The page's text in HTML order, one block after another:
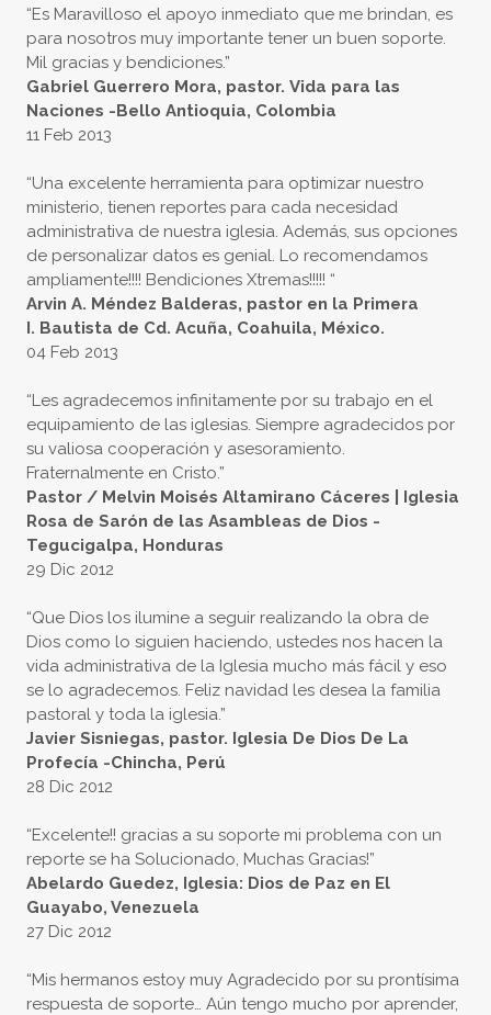
“Es Maravilloso el apoyo inmediato que me brindan, es
para nosotros muy importante tener un buen soporte.
Mil gracias y bendiciones.”
Gabriel Guerrero Mora, pastor. Vida para las
Naciones -Bello Antioquia, Colombia
11 Feb 2013
“Una excelente herramienta para optimizar nuestro
ministerio, tienen reportes para cada necesidad
administrativa de nuestra iglesia. Además, sus opciones
de personalizar datos es genial. Lo recomendamos
ampliamente!!!! Bendiciones Xtremas!!!!! “
Arvin A. Méndez Balderas, pastor en la Primera
I. Bautista de Cd. Acuña, Coahuila, México.
​04 Feb 2013
“Les agradecemos infinitamente por su trabajo en el
equipamiento de las iglesias. Siempre agradecidos por
su valiosa cooperación y asesoramiento.
Fraternalmente en Cristo.”
Pastor / Melvin Moisés Altamirano Cáceres | Iglesia
Rosa de Sarón de las Asambleas de Dios -
Tegucigalpa, Honduras
29 Dic 2012
“Que Dios los ilumine a seguir realizando la obra de
Dios como lo siguien haciendo, ustedes nos hacen la
vida administrativa de la Iglesia mucho más fácil y eso
se lo agradecemos. Feliz navidad les desea la familia
pastoral y toda la iglesia.”
Javier Sisniegas, pastor. Iglesia De Dios De La
Profecía -Chincha, Perú
28 Dic 2012
“Excelente!! gracias a su soporte mi problema con un
reporte se ha Solucionado, Muchas Gracias!”
Abelardo Guedez, Iglesia: Dios de Paz en El
Guayabo, Venezuela
27 Dic 2012
“Mis hermanos estoy muy Agradecido por su prontísima
respuesta de soporte… Aún tengo mucho por aprender,